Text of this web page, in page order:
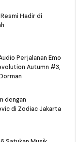
Hadir di
Perjalanan Emo
Autumn #3,
dengan
di Zodiac Jakarta